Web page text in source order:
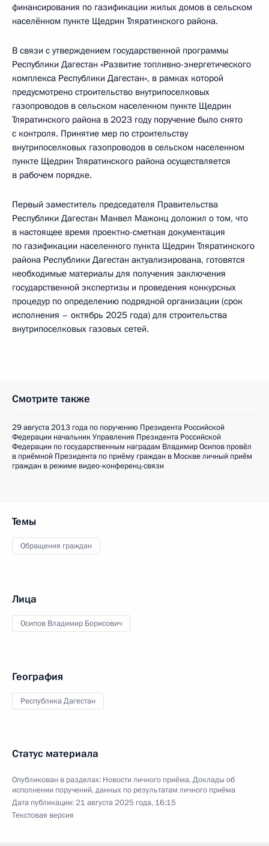
финансирования по газификации жилых домов в сельском
населённом пункте Щедрин Тляратинского района.
В связи с утверждением государственной программы
Республики Дагестан «Развитие топливно-энергетического
комплекса Республики Дагестан», в рамках которой
предусмотрено строительство внутрипоселковых
газопроводов в сельском населенном пункте Щедрин
Тляратинского района в 2023 году поручение было снято
с контроля. Принятие мер по строительству
внутрипоселковых газопроводов в сельском населенном
пункте Щедрин Тляратинского района осуществляется
в рабочем порядке.
Первый заместитель председателя Правительства
Республики Дагестан Манвел Мажонц доложил о том, что
в настоящее время проектно-сметная документация
по газификации населенного пункта Щедрин Тляратинского
района Республики Дагестан актуализирована, готовятся
необходимые материалы для получения заключения
государственной экспертизы и проведения конкурсных
процедур по определению подрядной организации (срок
исполнения – октябрь 2025 года) для строительства
внутрипоселковых газовых сетей.
Смотрите также
29 августа 2013 года по поручению Президента Российской
Федерации начальник Управления Президента Российской
Федерации по государственным наградам Владимир Осипов провёл
в приёмной Президента по приёму граждан в Москве личный приём
граждан в режиме видео-конференц-связи
Темы
Обращения граждан
Лица
Осипов Владимир Борисович
География
Республика Дагестан
Статус материала
Опубликован в разделах: Новости личного приёма,Доклады об
исполнении поручений, данных по результатам личного приёма
Дата публикации:21 августа 2025 года, 16:15
Текстовая версия